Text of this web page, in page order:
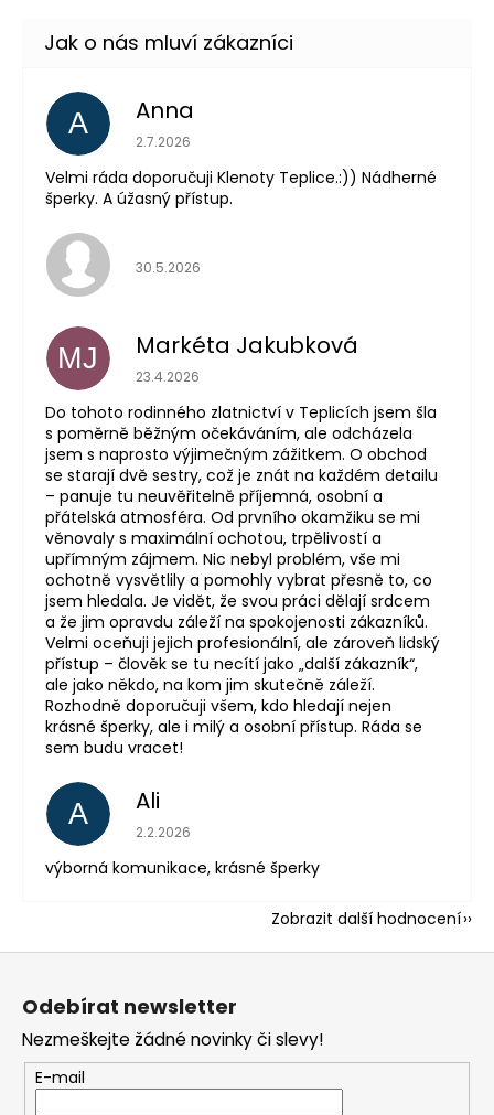
A Anna
Hodnocení obchodu je 5 z 5 hvězdiček.
2.7.2026
Velmi ráda doporučuji Klenoty Teplice.:)) Nádherné
šperky. A úžasný přístup.
Hodnocení obchodu je 5 z 5 hvězdiček.
30.5.2026
MJ Markéta Jakubková
Hodnocení obchodu je 5 z 5 hvězdiček.
23.4.2026
Do tohoto rodinného zlatnictví v Teplicích jsem šla
s poměrně běžným očekáváním, ale odcházela
jsem s naprosto výjimečným zážitkem. O obchod
se starají dvě sestry, což je znát na každém detailu
– panuje tu neuvěřitelně příjemná, osobní a
přátelská atmosféra. Od prvního okamžiku se mi
věnovaly s maximální ochotou, trpělivostí a
upřímným zájmem. Nic nebyl problém, vše mi
ochotně vysvětlily a pomohly vybrat přesně to, co
jsem hledala. Je vidět, že svou práci dělají srdcem
a že jim opravdu záleží na spokojenosti zákazníků.
Velmi oceňuji jejich profesionální, ale zároveň lidský
přístup – člověk se tu necítí jako „další zákazník“,
ale jako někdo, na kom jim skutečně záleží.
Rozhodně doporučuji všem, kdo hledají nejen
krásné šperky, ale i milý a osobní přístup. Ráda se
sem budu vracet!
A Ali
Hodnocení obchodu je 5 z 5 hvězdiček.
2.2.2026
výborná komunikace, krásné šperky
Zobrazit další hodnocení
Z
Odebírat newsletter
Nezmeškejte žádné novinky či slevy!
E-mail